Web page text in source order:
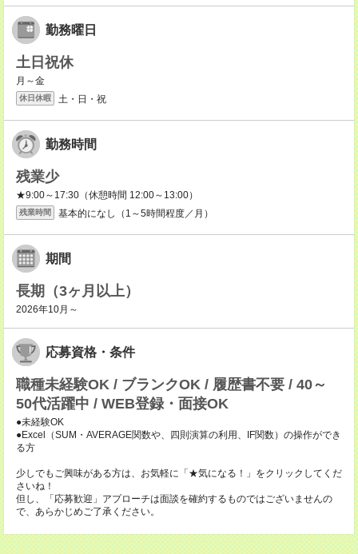
勤務曜日
土日祝休
月～金
休日休暇 土・日・祝
勤務時間
残業少
★9:00～17:30（休憩時間 12:00～13:00）
残業時間 基本的になし（1～5時間程度／月）
期間
長期（3ヶ月以上）
2026年10月～
応募資格・条件
職種未経験OK / ブランクOK / 履歴書不要 / 40～
50代活躍中 / WEB登録・面接OK
●未経験OK
●Excel（SUM・AVERAGE関数や、四則演算の利用、IF関数）の操作ができ
る方
少しでもご興味がある方は、お気軽に「★気になる！」をクリックしてくだ
さいね！
但し、「応募歓迎」アプローチは面談を確約するものではございませんの
で、あらかじめご了承ください。